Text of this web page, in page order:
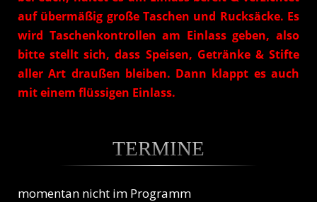
auf übermäßig große Taschen und Rucksäcke. Es
wird Taschenkontrollen am Einlass geben, also
bitte stellt sich, dass Speisen, Getränke & Stifte
aller Art draußen bleiben. Dann klappt es auch
mit einem flüssigen Einlass.
TERMINE
momentan nicht im Programm